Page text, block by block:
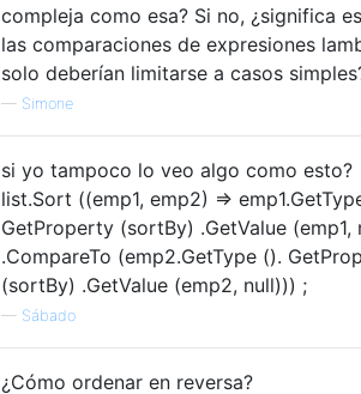
compleja como esa? Si no, ¿significa
las comparaciones de expresiones
solo deberían limitarse a casos
— Simone
si yo tampoco lo veo algo como esto?
list.Sort ((emp1, emp2) =>
GetProperty (sortBy) .GetValue (emp1,
.CompareTo (emp2.GetType ().
(sortBy) .GetValue (emp2, null))) ;
— Sábado
¿Cómo ordenar en reversa?